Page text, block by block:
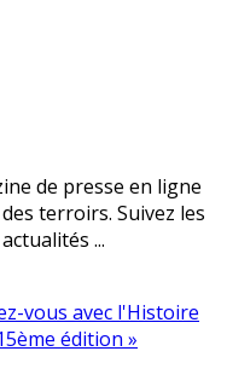
de presse en ligne
terroirs. Suivez les
...
vous avec l'Histoire
édition »